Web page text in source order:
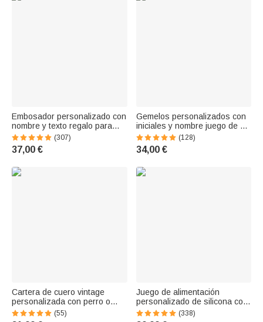
Embosador personalizado con
nombre y texto regalo para
lectores amantes de los libros
bibliotecarios club de lectura
(307)
37,00 €
Gemelos personalizados con
iniciales y nombre juego de 2
regalo de cumpleaños o Día
del Padre para hombres
(128)
34,00 €
Cartera de cuero vintage
personalizada con perro o
gato con nombres y
compartimentos ideal para
(55)
Juego de alimentación
personalizado de silicona con
plato dividido en forma de
cangrejo y utensilios para
(338)